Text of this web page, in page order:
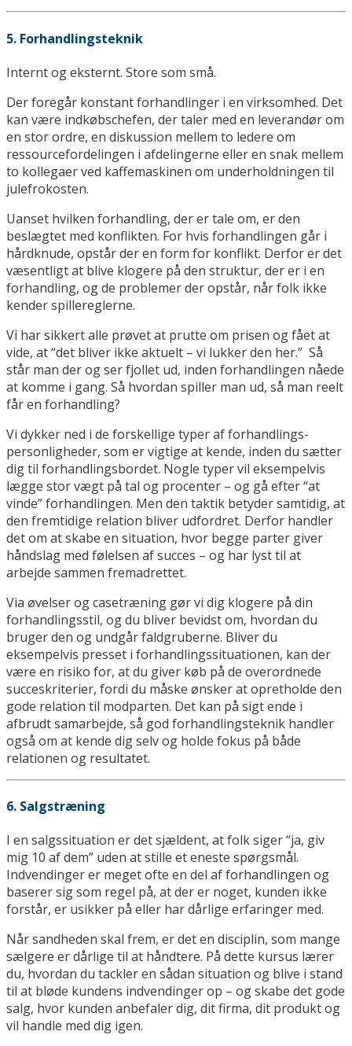
5. Forhandlingsteknik
Internt og eksternt. Store som små.
Der foregår konstant forhandlinger i en virksomhed. Det
kan være indkøbschefen, der taler med en leverandør om
en stor ordre, en diskussion mellem to ledere om
ressourcefordelingen i afdelingerne eller en snak mellem
to kollegaer ved kaffemaskinen om underholdningen til
julefrokosten.
Uanset hvilken forhandling, der er tale om, er den
beslægtet med konflikten. For hvis forhandlingen går i
hårdknude, opstår der en form for konflikt. Derfor er det
væsentligt at blive klogere på den struktur, der er i en
forhandling, og de problemer der opstår, når folk ikke
kender spillereglerne.
Vi har sikkert alle prøvet at prutte om prisen og fået at
vide, at “det bliver ikke aktuelt – vi lukker den her.” Så
står man der og ser fjollet ud, inden forhandlingen nåede
at komme i gang. Så hvordan spiller man ud, så man reelt
får en forhandling?
Vi dykker ned i de forskellige typer af forhandlings-
personligheder, som er vigtige at kende, inden du sætter
dig til forhandlingsbordet. Nogle typer vil eksempelvis
lægge stor vægt på tal og procenter – og gå efter “at
vinde” forhandlingen. Men den taktik betyder samtidig, at
den fremtidige relation bliver udfordret. Derfor handler
det om at skabe en situation, hvor begge parter giver
håndslag med følelsen af succes – og har lyst til at
arbejde sammen fremadrettet.
Via øvelser og casetræning gør vi dig klogere på din
forhandlingsstil, og du bliver bevidst om, hvordan du
bruger den og undgår faldgruberne. Bliver du
eksempelvis presset i forhandlingssituationen, kan der
være en risiko for, at du giver køb på de overordnede
succeskriterier, fordi du måske ønsker at opretholde den
gode relation til modparten. Det kan på sigt ende i
afbrudt samarbejde, så god forhandlingsteknik handler
også om at kende dig selv og holde fokus på både
relationen og resultatet.
6. Salgstræning
I en salgssituation er det sjældent, at folk siger “ja, giv
mig 10 af dem” uden at stille et eneste spørgsmål.
Indvendinger er meget ofte en del af forhandlingen og
baserer sig som regel på, at der er noget, kunden ikke
forstår, er usikker på eller har dårlige erfaringer med.
Når sandheden skal frem, er det en disciplin, som mange
sælgere er dårlige til at håndtere. På dette kursus lærer
du, hvordan du tackler en sådan situation og blive i stand
til at bløde kundens indvendinger op – og skabe det gode
salg, hvor kunden anbefaler dig, dit firma, dit produkt og
vil handle med dig igen.